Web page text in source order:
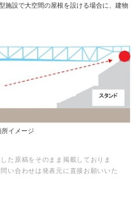
設で大空間の屋根を設ける場合に、建物
所イメージ
た原稿をそのまま掲載しておりま
い合わせは発表元に直接お願いいた